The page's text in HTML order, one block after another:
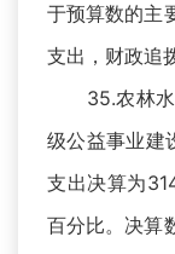
于预算数的主
支出，财政追
35.农林水
级公益事业建
支出决算为
百分比。决算